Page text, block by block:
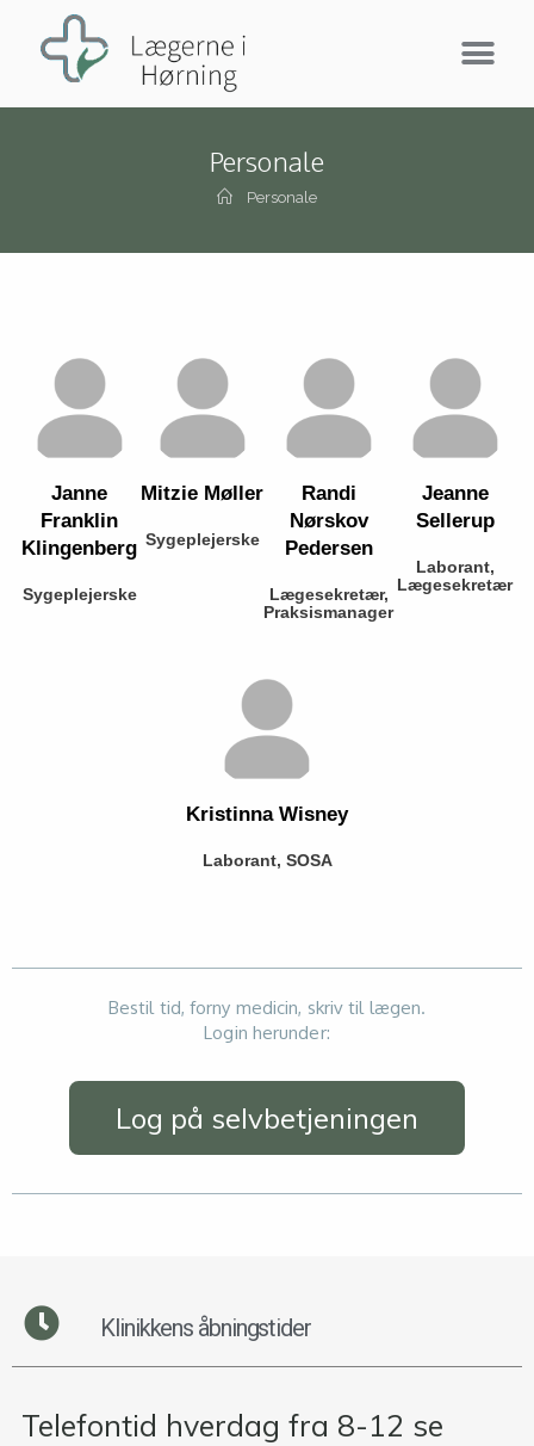
Personale
Personale
Janne
Franklin
Klingenberg
Sygeplejerske
Mitzie Møller
Sygeplejerske
Randi
Nørskov
Pedersen
Lægesekretær,
Praksismanager
Jeanne
Sellerup
Laborant,
Lægesekretær
Kristinna Wisney
Laborant, SOSA
Bestil tid, forny medicin, skriv til lægen.
Login herunder:
Log på selvbetjeningen
Klinikkens åbningstider
Telefontid hverdag fra 8-12 se